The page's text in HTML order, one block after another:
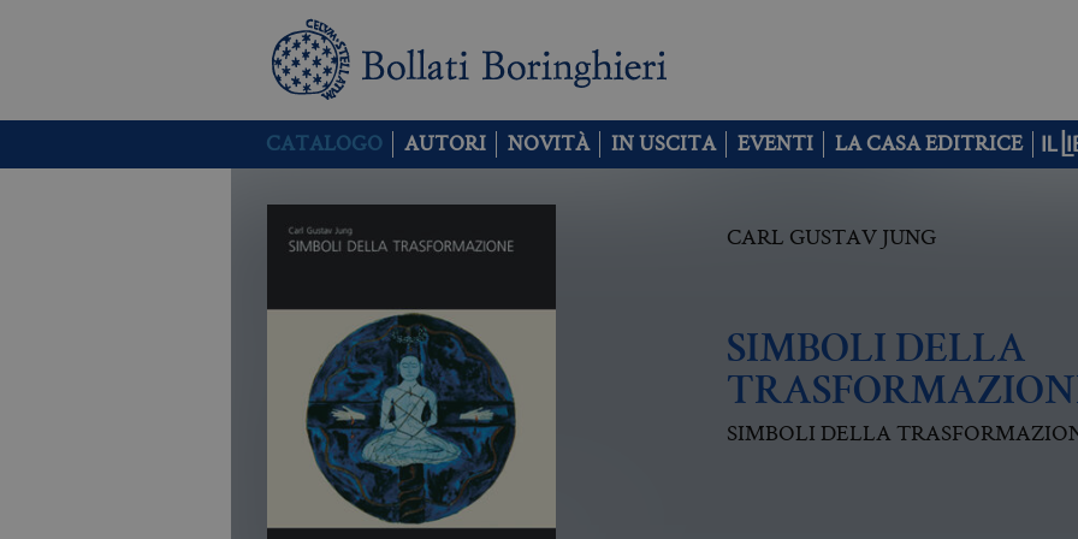
CATALOGO AUTORI NOVITÀ IN USCITA EVENTI LA CASA EDITRICE
CARL GUSTAV JUNG
SIMBOLI DELLA
SIMBOLI DELLA